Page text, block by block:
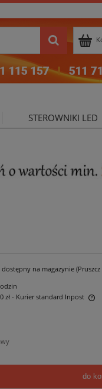
STEROWNIKI LED
dostępny na magazynie (Pruszcz
zł - Kurier standard Inpost
do